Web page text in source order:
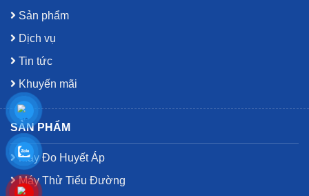
Sản phẩm
Dịch vụ
Tin tức
Khuyến mãi
SẢN PHẨM
Máy Đo Huyết Áp
Máy Thử Tiểu Đường